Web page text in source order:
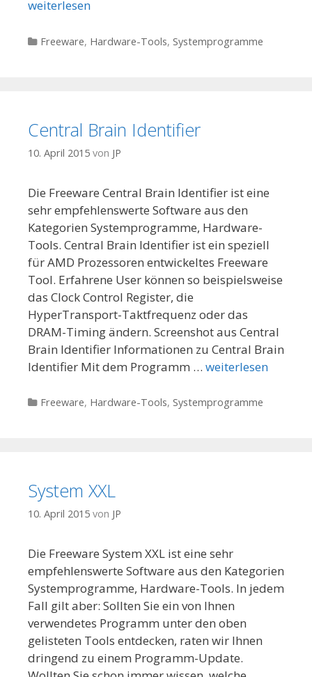
weiterlesen
Kategorien
Freeware, Hardware-Tools, Systemprogramme
Central Brain Identifier
10. April 2015 von JP
Die Freeware Central Brain Identifier ist eine
sehr empfehlenswerte Software aus den
Kategorien Systemprogramme, Hardware-
Tools. Central Brain Identifier ist ein speziell
für AMD Prozessoren entwickeltes Freeware
Tool. Erfahrene User können so beispielsweise
das Clock Control Register, die
HyperTransport-Taktfrequenz oder das
DRAM-Timing ändern. Screenshot aus Central
Brain Identifier Informationen zu Central Brain
Identifier Mit dem Programm … weiterlesen
Kategorien
Freeware, Hardware-Tools, Systemprogramme
System XXL
10. April 2015 von JP
Die Freeware System XXL ist eine sehr
empfehlenswerte Software aus den Kategorien
Systemprogramme, Hardware-Tools. In jedem
Fall gilt aber: Sollten Sie ein von Ihnen
verwendetes Programm unter den oben
gelisteten Tools entdecken, raten wir Ihnen
dringend zu einem Programm-Update.